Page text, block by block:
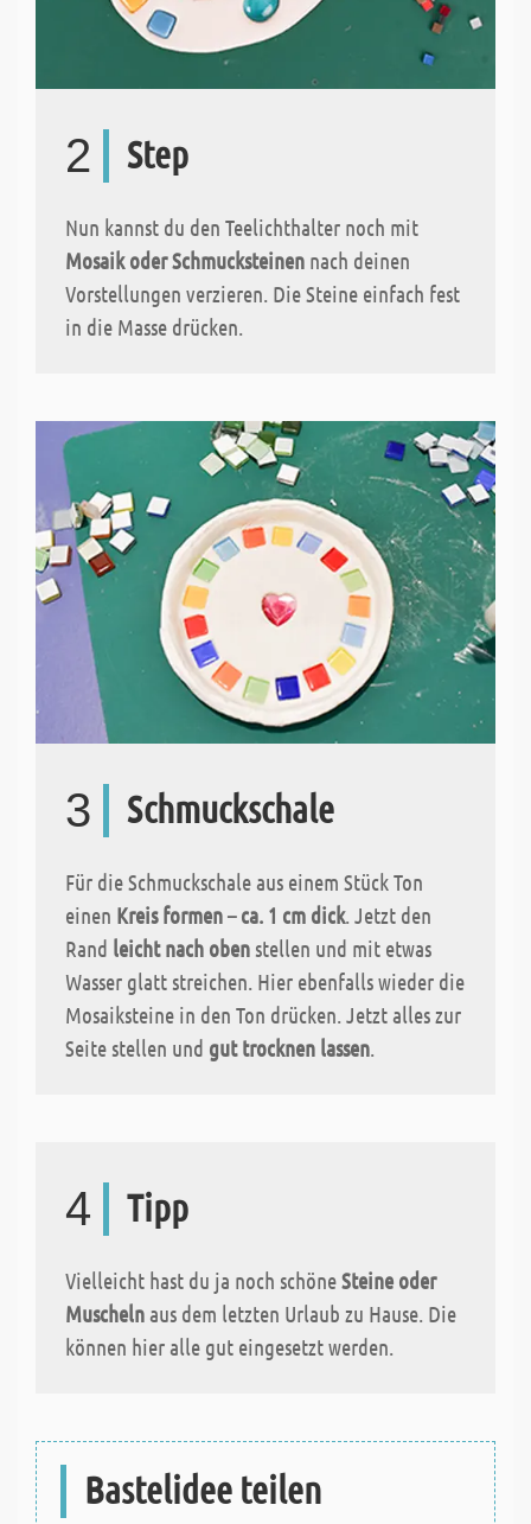
2 Step
Nun kannst du den Teelichthalter noch mit
Mosaik oder Schmucksteinen nach deinen
Vorstellungen verzieren. Die Steine einfach fest
in die Masse drücken.
3 Schmuckschale
Für die Schmuckschale aus einem Stück Ton
einen Kreis formen – ca. 1 cm dick. Jetzt den
Rand leicht nach oben stellen und mit etwas
Wasser glatt streichen. Hier ebenfalls wieder die
Mosaiksteine in den Ton drücken. Jetzt alles zur
Seite stellen und gut trocknen lassen
4 Tipp
Vielleicht hast du ja noch schöneSteine oder
Muschelnaus dem letzten Urlaub zu Hause. Die
können hier alle gut eingesetzt werden.
Bastelidee teilen